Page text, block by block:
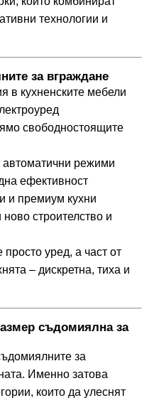
технологии и
за вграждане
в кухненските мебели
свободностоящите
автоматични режими
ефективност
и премиум кухни
строителство и
уред, а част от
– дискретна, тиха и
съдомиялна за
за
Именно затова
които да улеснят